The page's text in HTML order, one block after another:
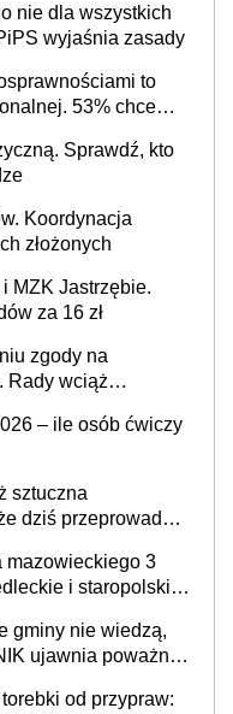
nie dla wszystkich
wyjaśnia zasady
to
53% chce
Sprawdź, kto
Koordynacja
złożonych
MZK Jastrzębie.
za 16 zł
zgody na
Rady wciąż
– ile osób ćwiczy
sztuczna
dziś przeprowadzić
mazowieckiego 3
i staropolskie.
gminy nie wiedzą,
ujawnia poważną
od przypraw: